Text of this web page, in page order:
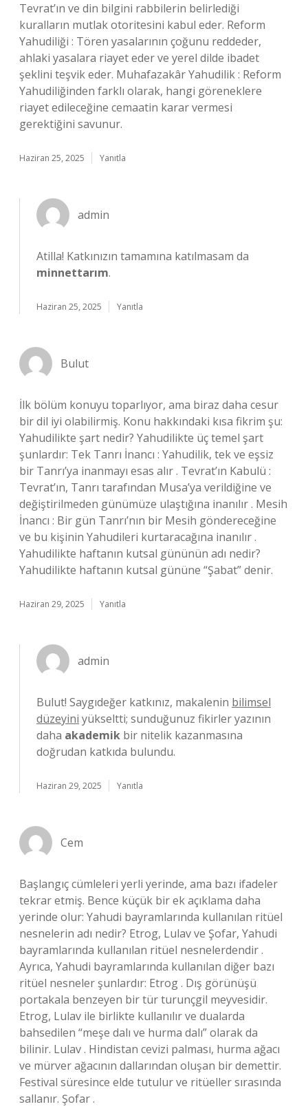
Tevrat’ın ve din bilgini rabbilerin belirlediği
kuralların mutlak otoritesini kabul eder. Reform
Yahudiliği : Tören yasalarının çoğunu reddeder,
ahlaki yasalara riayet eder ve yerel dilde ibadet
şeklini teşvik eder. Muhafazakâr Yahudilik : Reform
Yahudiliğinden farklı olarak, hangi göreneklere
riayet edileceğine cemaatin karar vermesi
gerektiğini savunur.
Haziran 25, 2025 Yanıtla
admin
Atilla! Katkınızın tamamına katılmasam da
minnettarım.
Haziran 25, 2025 Yanıtla
Bulut
İlk bölüm konuyu toparlıyor, ama biraz daha cesur
bir dil iyi olabilirmiş. Konu hakkındaki kısa fikrim şu:
Yahudilikte şart nedir? Yahudilikte üç temel şart
şunlardır: Tek Tanrı İnancı : Yahudilik, tek ve eşsiz
bir Tanrı’ya inanmayı esas alır . Tevrat’ın Kabulü :
Tevrat’ın, Tanrı tarafından Musa’ya verildiğine ve
değiştirilmeden günümüze ulaştığına inanılır . Mesih
İnancı : Bir gün Tanrı’nın bir Mesih göndereceğine
ve bu kişinin Yahudileri kurtaracağına inanılır .
Yahudilikte haftanın kutsal gününün adı nedir?
Yahudilikte haftanın kutsal gününe “Şabat” denir.
Haziran 29, 2025 Yanıtla
admin
Bulut! Saygıdeğer katkınız, makalenin bilimsel
düzeyini yükseltti; sunduğunuz fikirler yazının
daha akademik bir nitelik kazanmasına
doğrudan katkıda bulundu.
Haziran 29, 2025 Yanıtla
Cem
Başlangıç cümleleri yerli yerinde, ama bazı ifadeler
tekrar etmiş. Bence küçük bir ek açıklama daha
yerinde olur: Yahudi bayramlarında kullanılan ritüel
nesnelerin adı nedir? Etrog, Lulav ve Şofar, Yahudi
bayramlarında kullanılan ritüel nesnelerdendir .
Ayrıca, Yahudi bayramlarında kullanılan diğer bazı
ritüel nesneler şunlardır: Etrog . Dış görünüşü
portakala benzeyen bir tür turunçgil meyvesidir.
Etrog, Lulav ile birlikte kullanılır ve dualarda
bahsedilen “meşe dalı ve hurma dalı” olarak da
bilinir. Lulav . Hindistan cevizi palması, hurma ağacı
ve mürver ağacının dallarından oluşan bir demettir.
Festival süresince elde tutulur ve ritüeller sırasında
sallanır. Şofar .